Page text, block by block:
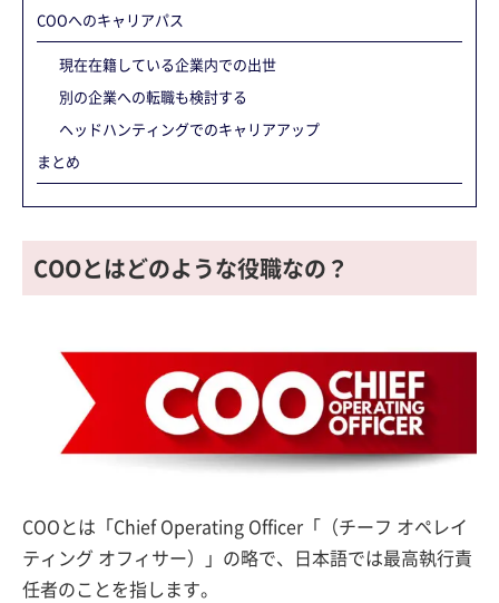
COOへのキャリアパス
現在在籍している企業内での出世
別の企業への転職も検討する
ヘッドハンティングでのキャリアアップ
まとめ
COOとはどのような役職なの？
COOとは「Chief Operating Officer「（チーフ オペレイ
ティング オフィサー）」の略で、日本語では最高執行責
任者のことを指します。